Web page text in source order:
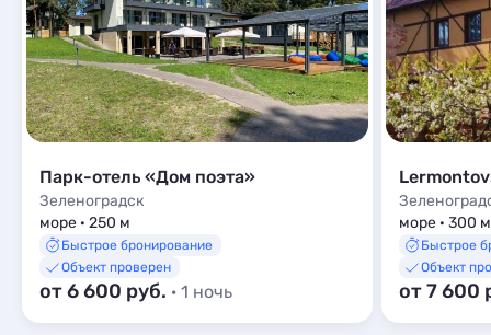
5
Парк-отель «Дом поэта»
Зеленоградск
море · 250 м
Быстрое бронирование
Объект проверен
от 6 600 руб. · 1 ночь
море · 300 м
Быстрое
Объект
от 7 600